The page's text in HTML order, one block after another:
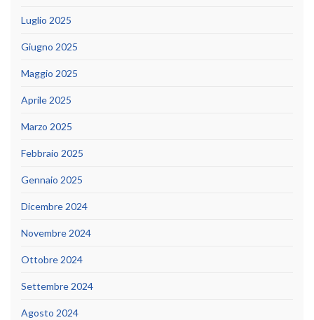
Luglio 2025
Giugno 2025
Maggio 2025
Aprile 2025
Marzo 2025
Febbraio 2025
Gennaio 2025
Dicembre 2024
Novembre 2024
Ottobre 2024
Settembre 2024
Agosto 2024